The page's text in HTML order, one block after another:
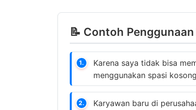
📝 Contoh
1.
Karena saya tidak bisa
menggunakan spasi
2. Karyawan baru di